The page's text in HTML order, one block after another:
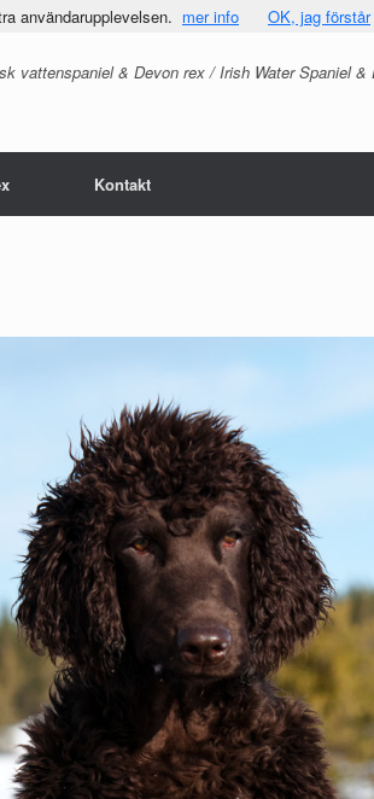
vattenspaniel & Devon rex / Irish Water Spaniel &
Kontakt
användarupplevelsen. mer info OK, jag förstår